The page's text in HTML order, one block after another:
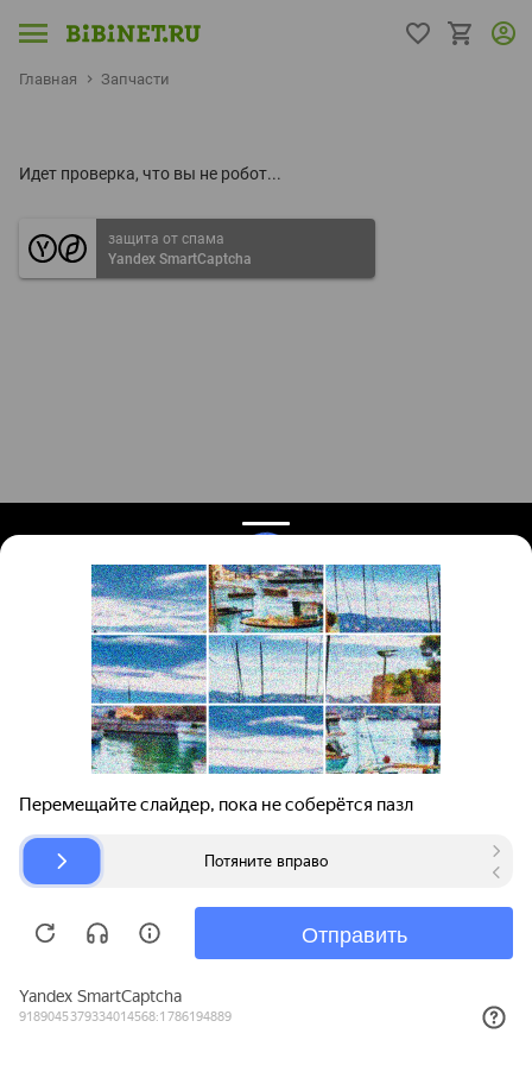
Главная Запчасти
Идет проверка, что вы не робот...
защита от спама
Yandex SmartCaptcha
Поиск запчастей
Для автокомпаний
Авторазборки
О проекте
Помощь
Карта сайта
© bibinet.ru - система поиска запчастей,
Copyright 2010-2026 Все права защищены